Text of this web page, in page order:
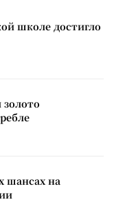
школе достигло
шансах на